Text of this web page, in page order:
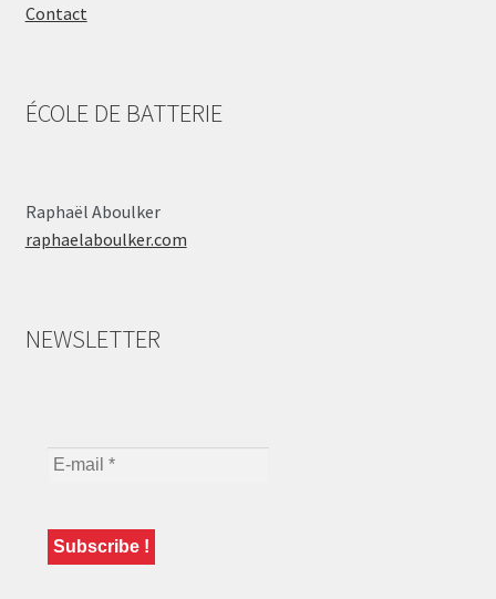
Contact
ÉCOLE DE BATTERIE
Raphaël Aboulker
raphaelaboulker.com
NEWSLETTER